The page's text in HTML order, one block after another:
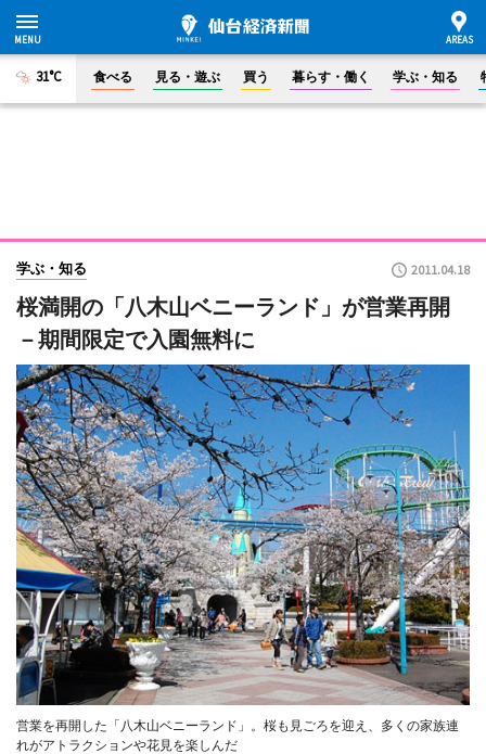
31°C 食べる 見る・遊ぶ 買う 暮らす・働く 学ぶ・知る
学ぶ・知る 2011.04.18
桜満開の「八木山ベニーランド」が営業再開
－期間限定で入園無料に
営業を再開した「八木山ベニーランド」。桜も見ごろを迎え、多くの家族連
れがアトラクションや花見を楽しんだ